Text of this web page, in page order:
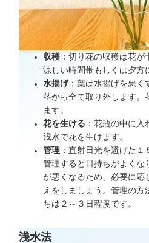
収穫 ：切り花の収穫は花
涼しい時間帯もしくは夕方
水揚げ：葉は水揚げを悪く
茎から全て取り外します。
ます。
花を生ける ：花瓶の中に
浅水で花を生けます。
管理 ：直射日光を避けた
管理すると日持ちがよくな
が悪くなるため、必要に応
えをしましょう。管理の方
ちは２～３日程度です。
浅水法